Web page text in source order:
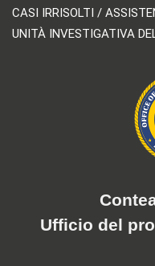
CASI IRRISOLTI /
UNITÀ INVESTIGATIVA
Ufficio del